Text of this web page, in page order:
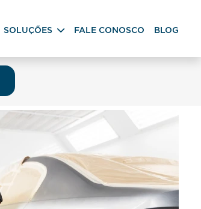
SOLUÇÕES FALE CONOSCO BLOG